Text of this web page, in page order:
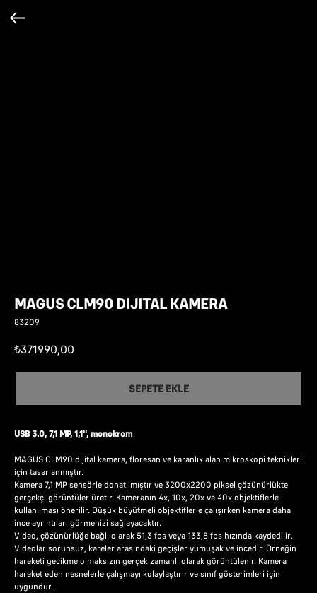
MAGUS CLM90 DIJITAL KAMERA
83209
₺371990,00
SEPETE EKLE
USB 3.0, 7,1 MP, 1,1'', monokrom
MAGUS CLM90 dijital kamera, floresan ve karanlık alan mikroskopi teknikleri
için tasarlanmıştır.
Kamera 7,1 MP sensörle donatılmıştır ve 3200x2200 piksel çözünürlükte
gerçekçi görüntüler üretir. Kameranın 4x, 10x, 20x ve 40x objektiflerle
kullanılması önerilir. Düşük büyütmeli objektiflerle çalışırken kamera daha
ince ayrıntıları görmenizi sağlayacaktır.
Video, çözünürlüğe bağlı olarak 51,3 fps veya 133,8 fps hızında kaydedilir.
Videolar sorunsuz, kareler arasındaki geçişler yumuşak ve incedir. Örneğin
hareketi gecikme olmaksızın gerçek zamanlı olarak görüntülenir. Kamera
hareket eden nesnelerle çalışmayı kolaylaştırır ve sınıf gösterimleri için
uygundur.